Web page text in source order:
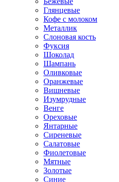
Глянцевые
Кофе с молоком
Металлик
Слоновая кость
Фуксия
Шоколад
Шампань
Оливковые
Оранжевые
Вишневые
Изумрудные
Венге
Ореховые
Янтарные
Сиреневые
Салатовые
Фиолетовые
Мятные
Золотые
Синие